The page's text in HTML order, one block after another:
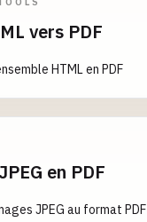
vers PDF
HTML en PDF
en PDF
JPEG au format